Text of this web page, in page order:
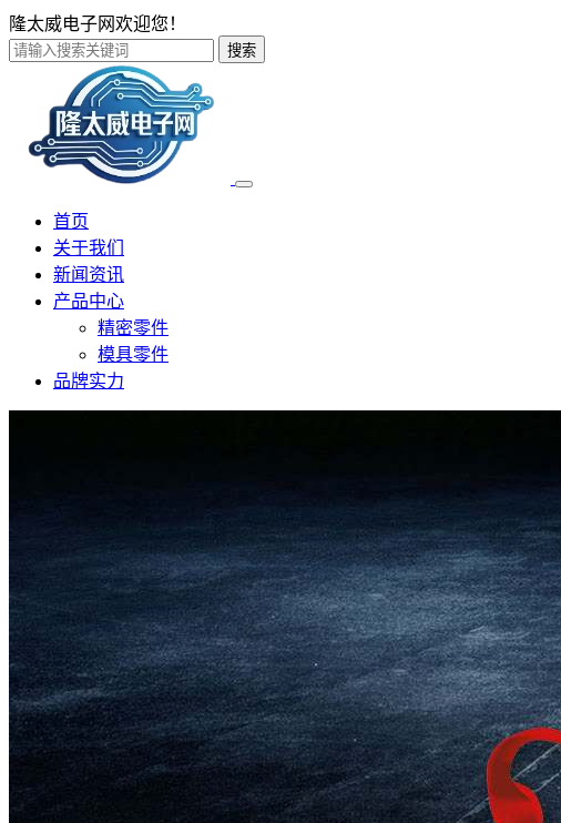
隆太威电子网欢迎您！
搜索
首页
关于我们
新闻资讯
产品中心
精密零件
模具零件
品牌实力